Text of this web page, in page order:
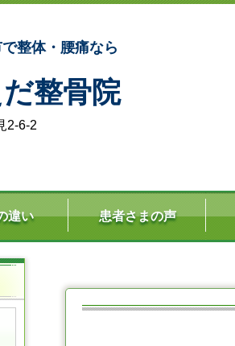
整体・腰痛なら
整骨院
2-6-2
違い 患者さまの声